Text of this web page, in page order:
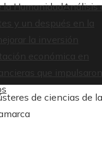
la HumanidadAnálisis
y un después en la
la inversión
económica en
que
de ciencias de la